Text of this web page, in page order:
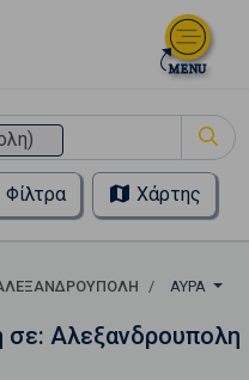
Φίλτρα Χάρτης
ΑΎΡΑ
σε: Αλεξανδρουπολη